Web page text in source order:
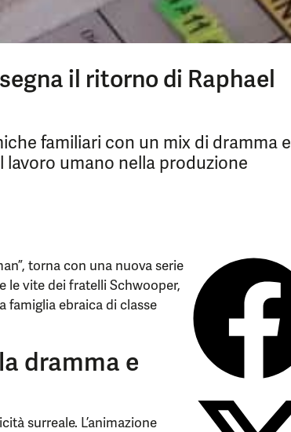
il ritorno di Raphael
familiari con un mix di dramma e
umano nella produzione
torna con una nuova serie
le vite dei fratelli Schwooper,
famiglia ebraica di classe
dramma e
surreale. L’animazione